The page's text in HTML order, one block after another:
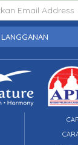
LANGGANAN